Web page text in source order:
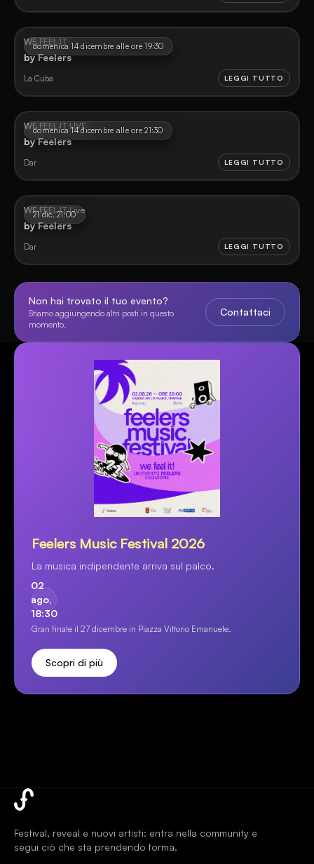
domenica 14 dicembre alle ore 19:30
WE FEEL IT
by Feelers
La Cuba LEGGI TUTTO
domenica 14 dicembre alle ore 21:30
WE FEEL IT LIVE
by Feelers
Dar LEGGI TUTTO
21 dic, 21:00
WE FEEL IT Live
by Feelers
Dar LEGGI TUTTO
Non hai trovato il tuo evento?
Stiamo aggiungendo altri posti in questo
momento.
Contattaci
Feelers Music Festival 2026
La musica indipendente arriva sul palco.
02
ago,
18:30
Gran finale il 27 dicembre in Piazza Vittorio Emanuele.
Scopri di più
Festival, reveal e nuovi artisti: entra nella community e
segui ciò che sta prendendo forma.